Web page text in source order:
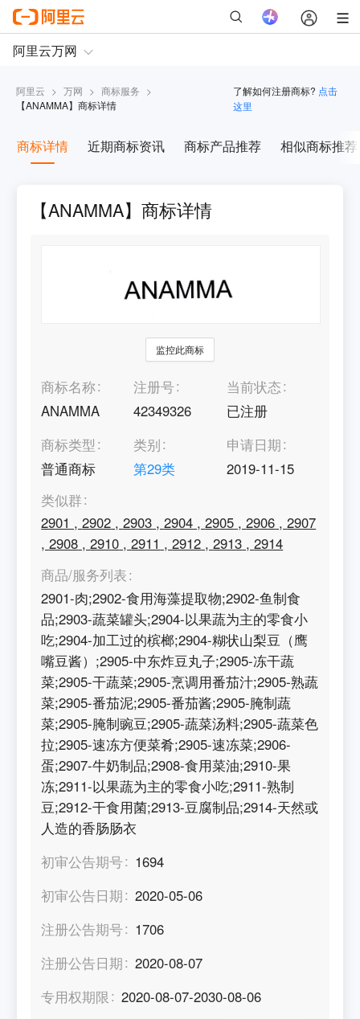
阿里云 > 万网 > 商标服务 >
【ANAMMA】商标详情
了解如何注册商标? 点击
这里
商标详情 近期商标资讯 商标产品推荐 相似商标推荐
【ANAMMA】商标详情
监控此商标
商标名称
ANAMMA
注册号
42349326
当前状态
已注册
商标类型
普通商标
类别
第29类
申请日期
2019-11-15
类似群
2901 ,2902 ,2903 ,2904 ,2905 ,2906 ,2907
,2908 ,2910 ,2911 ,2912 ,2913 ,2914
商品/服务列表
2901-肉;2902-食用海藻提取物;2902-鱼制食
品;2903-蔬菜罐头;2904-以果蔬为主的零食小
吃;2904-加工过的槟榔;2904-糊状山梨豆（鹰
嘴豆酱）;2905-中东炸豆丸子;2905-冻干蔬
菜;2905-干蔬菜;2905-烹调用番茄汁;2905-熟蔬
菜;2905-番茄泥;2905-番茄酱;2905-腌制蔬
菜;2905-腌制豌豆;2905-蔬菜汤料;2905-蔬菜色
拉;2905-速冻方便菜肴;2905-速冻菜;2906-
蛋;2907-牛奶制品;2908-食用菜油;2910-果
冻;2911-以果蔬为主的零食小吃;2911-熟制
豆;2912-干食用菌;2913-豆腐制品;2914-天然或
人造的香肠肠衣
初审公告期号
1694
初审公告日期
2020-05-06
注册公告期号
1706
注册公告日期
2020-08-07
专用权期限
2020-08-07-2030-08-06